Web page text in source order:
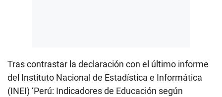
Tras contrastar la declaración con el último informe
del Instituto Nacional de Estadística e Informática
(INEI) ‘Perú: Indicadores de Educación según